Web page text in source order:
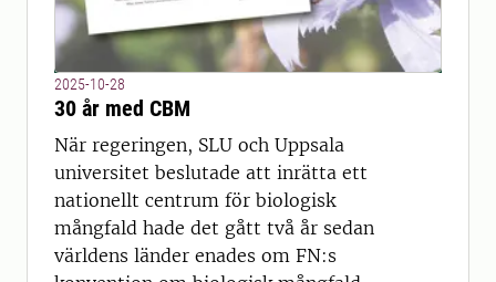
2025-10-28
30 år med CBM
När regeringen, SLU och Uppsala
universitet beslutade att inrätta ett
nationellt centrum för biologisk
mångfald hade det gått två år sedan
världens länder enades om FN:s